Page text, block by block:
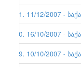
21. 11/12/2007 -
20. 16/10/2007 -
19. 10/10/2007 -